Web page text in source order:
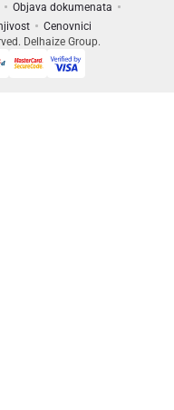
Objava dokumenata
Cenovnici
Delhaize Group.